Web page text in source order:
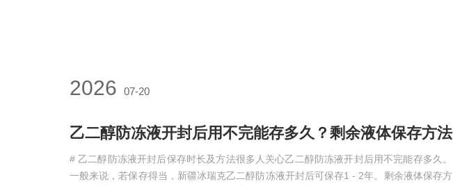
2026 07-20
乙二醇防冻液开封后用不完能存多久？剩余液体保存方法​
# 乙二醇防冻液开封后保存时长及方法很多人关心乙二醇防冻液开封后用不完能存多久。
一般来说，若保存得当，新疆冰瑞克乙二醇防冻液开封后可保存1 - 2年。剩余液体保存方